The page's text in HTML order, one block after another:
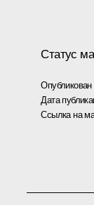
Статус
Дата
Ссылка на